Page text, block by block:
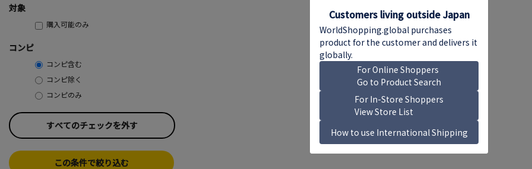
対象
購入可能のみ
コンピ
コンピ含む
コンピ除く
コンピのみ
すべてのチェックを外す
この条件で絞り込む